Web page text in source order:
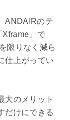
ANDAIRのテ
Xframe」で
限りなく減ら
仕上がってい
大のメリット
だけにできる